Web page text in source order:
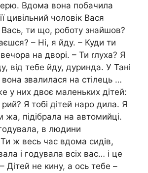
Вдома вона побачила
цивільний чоловік Вася
Вась, ти що, роботу знайшов?
– Ні, я йду. – Куди ти
на дворі. – Ти rлуха? Я
від тебе йду, дуринда. У Тані
звалилася на стілець …
у них двоє маленьких дітей:
Я тобі дітей наро дила. Я
підібрала на автомийці.
в людини
ж весь час вдома сидів,
і годувала всіх вас… і це
Дітей не кину, а ось тебе –